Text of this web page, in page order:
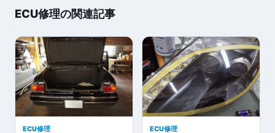
ECU修理の関連記事
ECU修理 ECU修理